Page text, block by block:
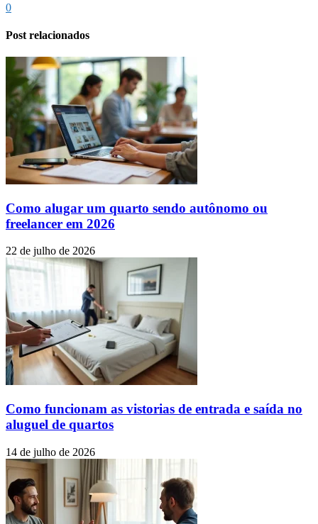
0
Post relacionados
Como alugar um quarto sendo autônomo ou
freelancer em 2026
22 de julho de 2026
Como funcionam as vistorias de entrada e saída no
aluguel de quartos
14 de julho de 2026